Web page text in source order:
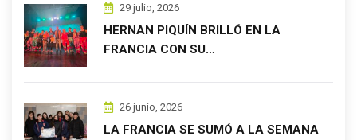
29 julio, 2026
HERNAN PIQUÍN BRILLÓ EN LA
FRANCIA CON SU…
26 junio, 2026
LA FRANCIA SE SUMÓ A LA SEMANA